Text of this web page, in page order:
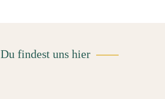
Du findest uns hier